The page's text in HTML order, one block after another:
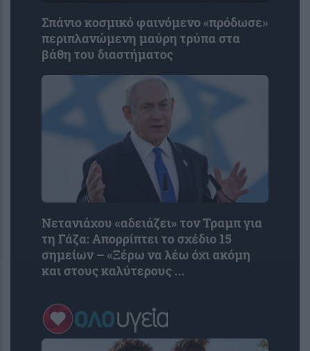
Σπάνιο κοσμικό φαινόμενο «πρόδωσε»
περιπλανώμενη μαύρη τρύπα στα
βάθη του διαστήματος
Νετανιάχου «αδειάζει» τον Τραμπ για
τη Γάζα: Απορρίπτει το σχέδιο 15
σημείων – «Ξέρω να λέω όχι ακόμη
και στους καλύτερους ...